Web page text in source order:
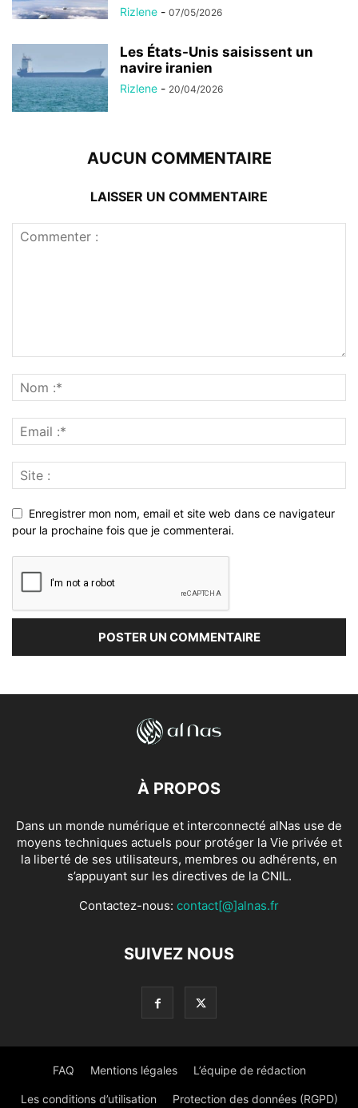
Rizlene - 07/05/2026
Les États-Unis saisissent un
navire iranien
Rizlene - 20/04/2026
AUCUN COMMENTAIRE
LAISSER UN COMMENTAIRE
Enregistrer mon nom, email et site web dans ce navigateur
pour la prochaine fois que je commenterai.
À PROPOS
Dans un monde numérique et interconnecté alNas use de
moyens techniques actuels pour protéger la Vie privée et
la liberté de ses utilisateurs, membres ou adhérents, en
s’appuyant sur les directives de la CNIL.
Contactez-nous: contact[@]alnas.fr
SUIVEZ NOUS
FAQ Mentions légales L’équipe de rédaction
Les conditions d’utilisation Protection des données (RGPD)